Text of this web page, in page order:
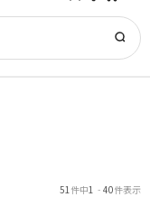
51 件中1 - 40件表示